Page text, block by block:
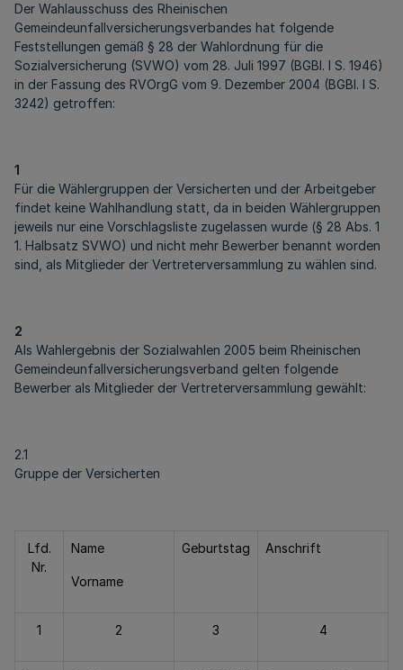
Der Wahlausschuss des Rheinischen
Gemeindeunfallversicherungsverbandes hat folgende
Feststellungen gemäß § 28 der Wahlordnung für die
Sozialversicherung (SVWO) vom 28. Juli 1997 (BGBl. I S. 1946)
in der Fassung des RVOrgG vom 9. Dezember 2004 (BGBl. I S.
3242) getroffen:
1
Für die Wählergruppen der Versicherten und der Arbeitgeber
findet keine Wahlhandlung statt, da in beiden Wählergruppen
jeweils nur eine Vorschlagsliste zugelassen wurde (§ 28 Abs. 1
1. Halbsatz SVWO) und nicht mehr Bewerber benannt worden
sind, als Mitglieder der Vertreterversammlung zu wählen sind.
2
Als Wahlergebnis der Sozialwahlen 2005 beim Rheinischen
Gemeindeunfallversicherungsverband gelten folgende
Bewerber als Mitglieder der Vertreterversammlung gewählt:
2.1
Gruppe der Versicherten
Lfd.
Nr.
Name
Vorname
Geburtstag Anschrift
1 2 3 4